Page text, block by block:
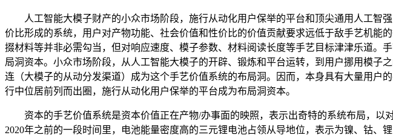
人工智能大模子财产的小众市场阶段，施行从动化用户保举的平台和顶尖通用人工智
价比形成的系统，用户对产物功能、社会价值和性价比的价值贡献要求远低于敌手艺机
掇材料等并非必需勾当，但对响应速度、模子参数、材料阅读长度等手艺目标津津乐道
局洞资本。小众市场阶段，从人工智能大模子的开辟、锻炼和平台运转，到用户挪用模
连（大模子的从动分发渠道）成为这个手艺价值系统的布局洞。因而，本身具有大量用
行中位居前列而出圈，施行从动化用户保举的平台成为布局洞资本。
资本的手艺价值系统是资本价值正在产物/办事面的映照，表示出奇特的系统布局，以
2020年之前的一段时间里，电池能量密度高的三元锂电池占领从导地位，表示为镍、钴